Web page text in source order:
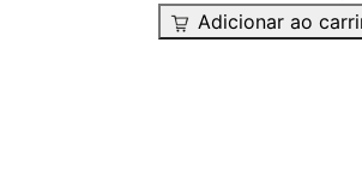
Adicionar ao